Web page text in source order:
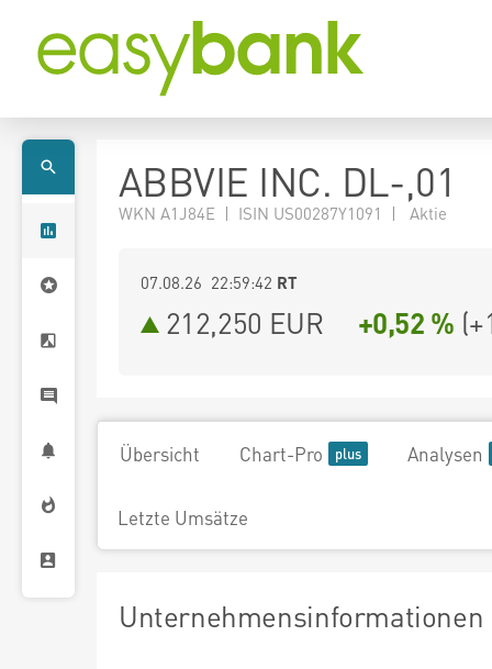
ABBVIE INC. DL-,01
WKN A1J84E | ISIN US00287Y1091 | Aktie
07.08.26 22:59:42 RT
212,250 EUR +0,52 % (
Übersicht Chart-Pro Analysen
Letzte Umsätze
Unternehmensinformationen